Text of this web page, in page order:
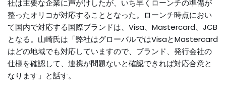
社は主要な企業に声がけしたが、いち早くローンチの準備が
整ったオリコが対応することとなった。ローンチ時点におい
て国内で対応する国際ブランドは、Visa、Mastercard、JCB
となる。山崎氏は「弊社はグローバルではVisaとMastercard
はどの地域でも対応していますので、ブランド、発行会社の
仕様を確認して、連携が問題ないと確認できれば対応合意と
なります」と話す。